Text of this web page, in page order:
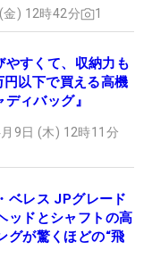
) 12時42分 1
やすくて、収納力も
以下で買える高機
ィバッグ』
9日 (木) 12時11分
ベレス JPグレード
ッドとシャフトの高
グが驚くほどの“飛